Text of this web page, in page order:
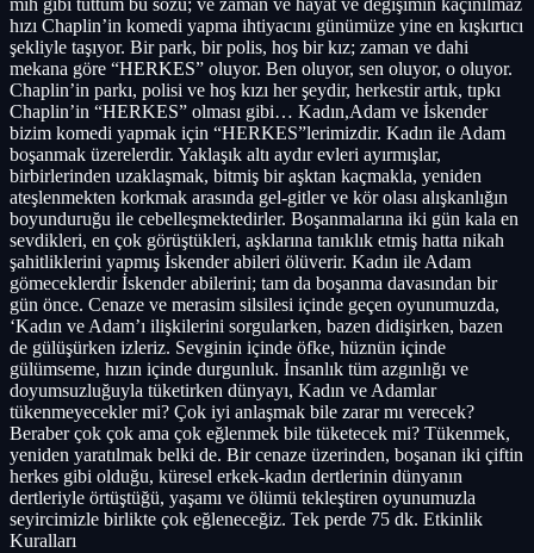
hızı Chaplin’in komedi yapma ihtiyacını günümüze yine en kışkırtıcı
şekliyle taşıyor. Bir park, bir polis, hoş bir kız; zaman ve dahi
mekana göre “HERKES” oluyor. Ben oluyor, sen oluyor, o oluyor.
Chaplin’in parkı, polisi ve hoş kızı her şeydir, herkestir artık, tıpkı
Chaplin’in “HERKES” olması gibi… Kadın,Adam ve İskender
bizim komedi yapmak için “HERKES”lerimizdir. Kadın ile Adam
boşanmak üzerelerdir. Yaklaşık altı aydır evleri ayırmışlar,
birbirlerinden uzaklaşmak, bitmiş bir aşktan kaçmakla, yeniden
ateşlenmekten korkmak arasında gel-gitler ve kör olası alışkanlığın
boyunduruğu ile cebelleşmektedirler. Boşanmalarına iki gün kala en
sevdikleri, en çok görüştükleri, aşklarına tanıklık etmiş hatta nikah
şahitliklerini yapmış İskender abileri ölüverir. Kadın ile Adam
gömeceklerdir İskender abilerini; tam da boşanma davasından bir
gün önce. Cenaze ve merasim silsilesi içinde geçen oyunumuzda,
‘Kadın ve Adam’ı ilişkilerini sorgularken, bazen didişirken, bazen
de gülüşürken izleriz. Sevginin içinde öfke, hüznün içinde
gülümseme, hızın içinde durgunluk. İnsanlık tüm azgınlığı ve
doyumsuzluğuyla tüketirken dünyayı, Kadın ve Adamlar
tükenmeyecekler mi? Çok iyi anlaşmak bile zarar mı verecek?
Beraber çok çok ama çok eğlenmek bile tüketecek mi? Tükenmek,
yeniden yaratılmak belki de. Bir cenaze üzerinden, boşanan iki çiftin
herkes gibi olduğu, küresel erkek-kadın dertlerinin dünyanın
dertleriyle örtüştüğü, yaşamı ve ölümü tekleştiren oyunumuzla
seyircimizle birlikte çok eğleneceğiz. Tek perde 75 dk. Etkinlik
Kuralları